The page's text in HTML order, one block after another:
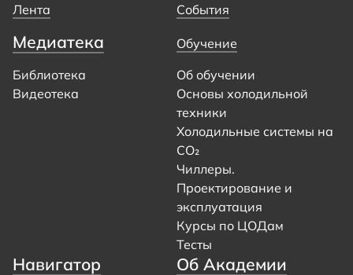
Лента События
Медиатека
Библиотека
Видеотека
Обучение
Об обучении
Основы холодильной
техники
Холодильные системы на
CO₂
Чиллеры.
Проектирование и
эксплуатация
Курсы по ЦОДам
Тесты
Навигатор Об Академии